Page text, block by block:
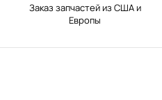
Заказ запчастей из США и
Европы